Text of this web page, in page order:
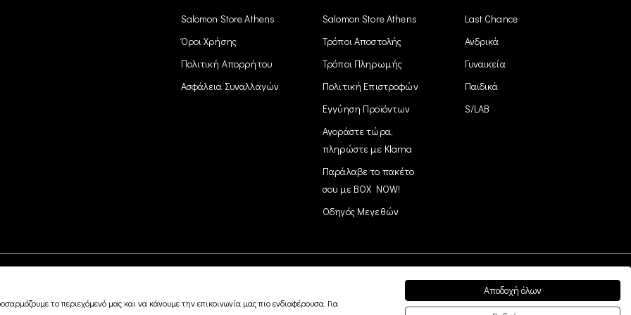
Salomon Store Athens
Όροι Χρήσης
Πολιτική Απορρήτου
Ασφάλεια Συναλλαγών
Salomon Store Athens
Τρόποι Αποστολής
Τρόποι Πληρωμής
Πολιτική Επιστροφών
Εγγύηση Προϊόντων
Αγοράστε τώρα,
πληρώστε με Klarna
Παράλαβε το πακέτο
σου με BOX NOW!
Οδηγός Μεγεθών
Last Chance
Ανδρικά
Γυναικεία
Παιδικά
S/LAB
το περιεχόμενό μας και να κάνουμε την επικοινωνία μας πιο ενδιαφέρουσα. Για
Αποδοχή όλων